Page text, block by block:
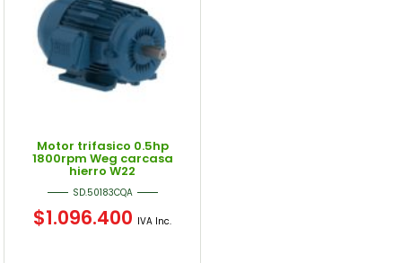
Motor trifasico 0.5hp
1800rpm Weg carcasa
hierro W22
SD.50183CQA
$1.096.400 IVA Inc.